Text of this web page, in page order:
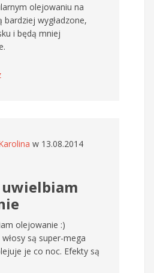
olejowaniu na
bardziej wygładzone,
i będą mniej
w 13.08.2014
uwielbiam
olejowanie :)
są super-mega
je co noc. Efekty są